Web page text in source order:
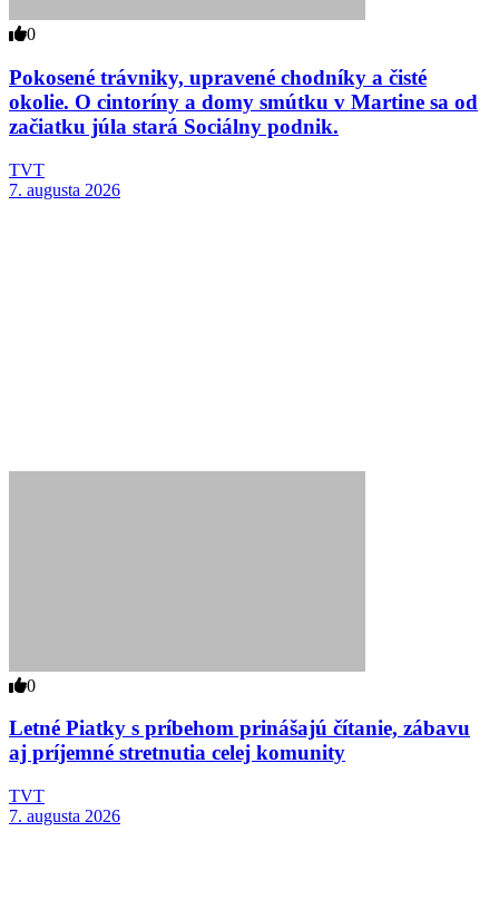
0
Pokosené trávniky, upravené chodníky a čisté
okolie. O cintoríny a domy smútku v Martine sa od
začiatku júla stará Sociálny podnik.
TVT
7. augusta 2026
0
Letné Piatky s príbehom prinášajú čítanie, zábavu
aj príjemné stretnutia celej komunity
TVT
7. augusta 2026